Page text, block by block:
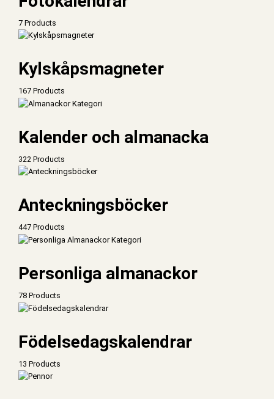
7 Products
Kylskåpsmagneter
167 Products
Kalender och almanacka
322 Products
Anteckningsböcker
447 Products
Personliga almanackor
78 Products
Födelsedagskalendrar
13 Products